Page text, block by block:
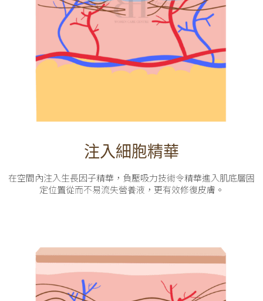
注入細胞精華
在空間內注入生長因子精華，負壓吸力技術令精華進入肌底層固
定位置從而不易流失營養液，更有效修復皮膚。